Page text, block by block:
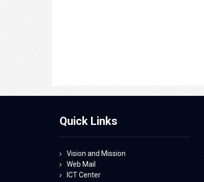
Quick Links
Vision and Mission
Web Mail
ICT Center